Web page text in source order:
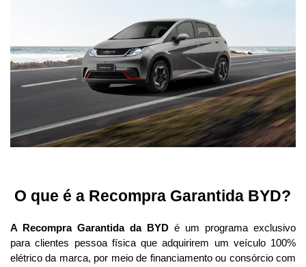
O que é a Recompra Garantida BYD?
A Recompra Garantida da BYD é um programa exclusivo
para clientes pessoa física que adquirirem um veículo 100%
elétrico da marca, por meio de financiamento ou consórcio com